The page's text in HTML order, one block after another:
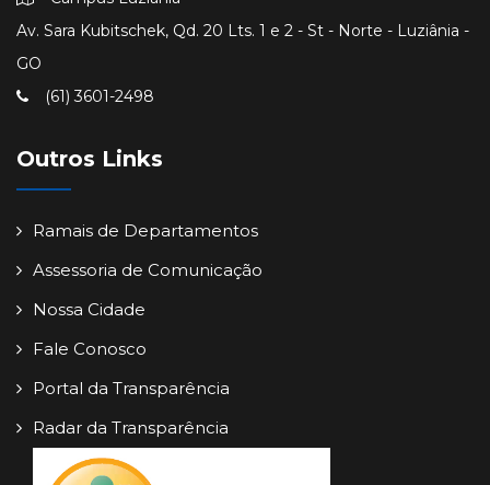
Av. Sara Kubitschek, Qd. 20 Lts. 1 e 2 - St - Norte - Luziânia -
GO
(61) 3601-2498
Outros Links
Ramais de Departamentos
Assessoria de Comunicação
Nossa Cidade
Fale Conosco
Portal da Transparência
Radar da Transparência